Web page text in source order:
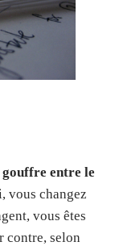
gouffre entre le
vous changez
vous êtes
contre, selon